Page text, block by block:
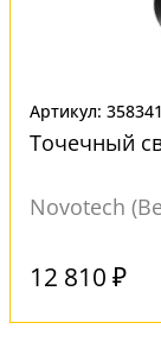
Артикул: 358341
Точечный
Novotech
12 810 ₽